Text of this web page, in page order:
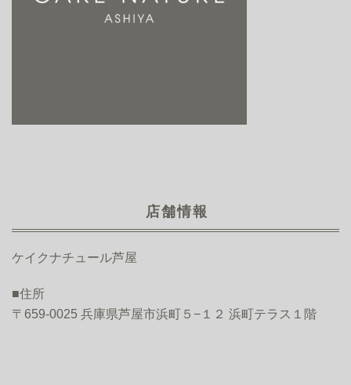
店舗情報
ケイクナチュール芦屋
■住所
〒659-0025 兵庫県芦屋市浜町５−１２ 浜町テラス１階